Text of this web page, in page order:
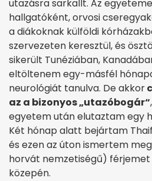
utazásra sarkallt. Az
hallgatóként, orvosi
a diákoknak külföldi
szervezeten keresztül, és
sikerült Tunéziában,
eltöltenem egy-másfél
neurológiát tanulva. De akkor
az a bizonyos „utazóbogár“
egyetem után elutaztam egy
Két hónap alatt bejártam
és ezen az úton ismertem
horvát nemzetiségű) férjemet
közepén.